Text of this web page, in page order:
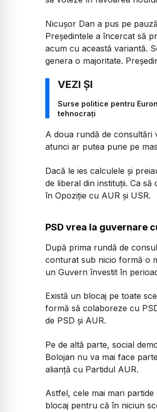
Nicușor Dan a pus pe pauză
Președintele a încercat să
acum cu această variantă.
genera o majoritate.
Surse politice pentru
tehnocrați
A doua rundă de consultări
atunci ar putea pune pe
Dacă le ies calculele și
de liberal din instituții. Ca
în Opoziție cu AUR și USR.
PSD vrea la guvernare
După prima rundă de
conturat sub nicio formă o
un Guvern învestit în
Există un blocaj pe toate
formă să colaboreze cu
de PSD și AUR.
Pe de altă parte, social
Bolojan nu va mai face
alianță cu Partidul AUR.
Astfel, cele mai mari
blocaj pentru că în niciun